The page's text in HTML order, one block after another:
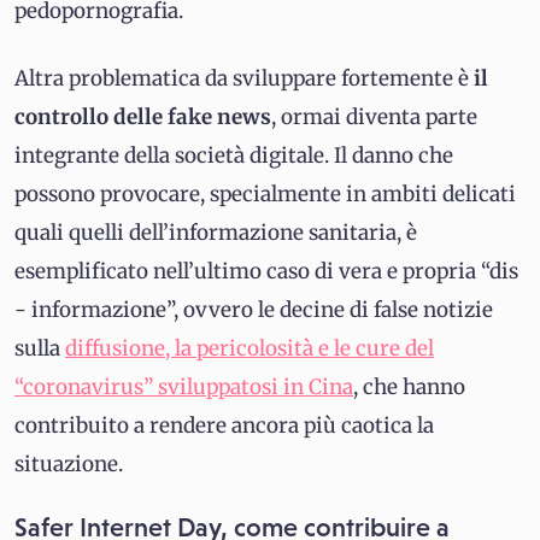
pedopornografia.
Altra problematica da sviluppare fortemente èil
controllo delle fake news, ormai diventa parte
integrante della società digitale. Il danno che
possono provocare, specialmente in ambiti delicati
quali quelli dell’informazione sanitaria, è
esemplificato nell’ultimo caso di vera e propria “dis
- informazione”, ovvero le decine di false notizie
sulladiffusione, la pericolosità e le cure del
“coronavirus” sviluppatosi in Cina, che hanno
contribuito a rendere ancora più caotica la
situazione.
Safer Internet Day, come contribuire a